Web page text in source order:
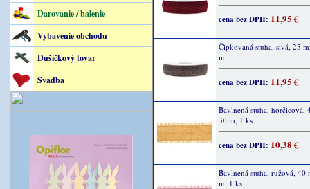
Darovanie / balenie
Vybavenie obchodu
Dušičkový tovar
Svadba
cena bez DPH: 11,95 €
Čipkovaná stuha, sivá, 25
m
cena bez DPH: 11,95 €
Bavlnená stuha, horčicová,
30 m, 1 ks
cena bez DPH: 10,38 €
Bavlnená stuha, ružová, 40
m, 1 ks